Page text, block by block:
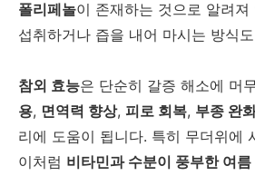
폴리페놀이 존재하는 것으로 알려져
섭취하거나 즙을 내어 마시는 방식
참외 효능은 단순히 갈증 해소에 머
용, 면역력 향상, 피로 회복, 부종 완
리에 도움이 됩니다. 특히 무더위에
이처럼 비타민과 수분이 풍부한 여